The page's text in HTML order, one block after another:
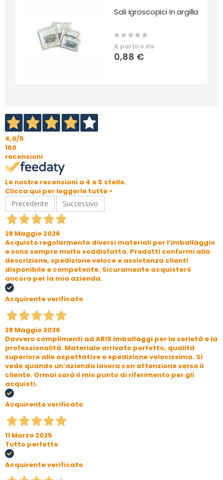
Sali igroscopici in argilla
Rating:
0%
A partire da
0,88 €
4,0/5
160
recensioni
Le nostre recensioni a 4 e 5 stelle.
Clicca qui per leggerle tutte >
Precedente
Successivo
28 Maggio 2026
Acquisto regolarmente diversi materiali per l’imballaggio
e sono sempre molto soddisfatta. Prodotti conformi alla
descrizione, spedizione veloce e assistenza clienti
disponibile e competente. Sicuramente acquisterò
ancora per la mia azienda.
Acquirente verificato
28 Maggio 2026
Davvero complimenti ad ARIX Imballaggi per la serietà e la
professionalità. Materiale arrivato perfetto, qualità
superiore alle aspettative e spedizione velocissima. Si
vede quando un’azienda lavora con attenzione verso il
cliente. Ormai sarà il mio punto di riferimento per gli
acquisti.
Acquirente verificato
11 Marzo 2025
Tutto perfetto
Acquirente verificato